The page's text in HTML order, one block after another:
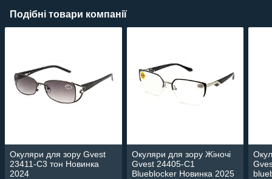
Подібні товари компанії
Окуляри для зору Gvest
23411-C3 тон Новинка
2024
Окуляри для зору Жіночі
Gvest 24405-C1
Blueblocker Новинка 2025